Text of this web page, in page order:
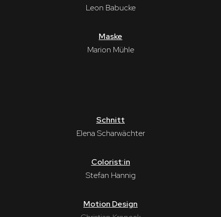
Leon Babucke
Maske
Marion Mühle
Schnitt
Elena Scharwächter
Colorist:in
Stefan Hannig
Motion Design